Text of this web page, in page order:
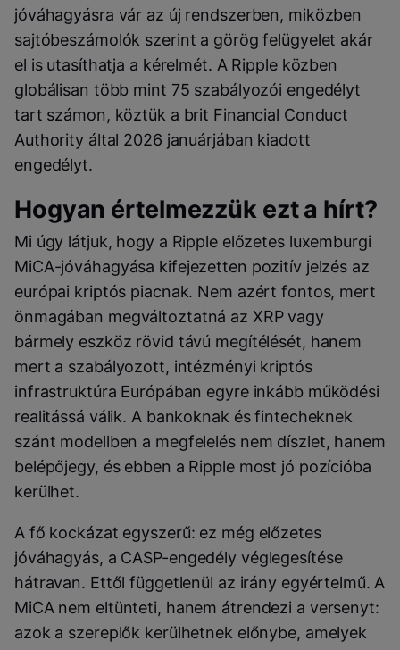
jóváhagyásra vár az új rendszerben, miközben
sajtóbeszámolók szerint a görög felügyelet akár
el is utasíthatja a kérelmét. A Ripple közben
globálisan több mint 75 szabályozói engedélyt
tart számon, köztük a brit Financial Conduct
Authority által 2026 januárjában kiadott
engedélyt.
Hogyan értelmezzük ezt a hírt?
Mi úgy látjuk, hogy a Ripple előzetes luxemburgi
MiCA-jóváhagyása kifejezetten pozitív jelzés az
európai kriptós piacnak. Nem azért fontos, mert
önmagában megváltoztatná az XRP vagy
bármely eszköz rövid távú megítélését, hanem
mert a szabályozott, intézményi kriptós
infrastruktúra Európában egyre inkább működési
realitássá válik. A bankoknak és fintecheknek
szánt modellben a megfelelés nem díszlet, hanem
belépőjegy, és ebben a Ripple most jó pozícióba
kerülhet.
A fő kockázat egyszerű: ez még előzetes
jóváhagyás, a CASP-engedély véglegesítése
hátravan. Ettől függetlenül az irány egyértelmű. A
MiCA nem eltünteti, hanem átrendezi a versenyt:
azok a szereplők kerülhetnek előnybe, amelyek